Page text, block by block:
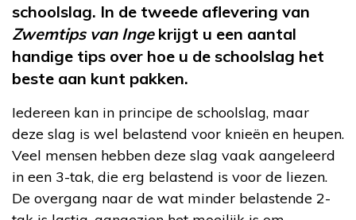
schoolslag. In de tweede aflevering van
Zwemtips van Ingekrijgt u een aantal
handige tips over hoe u de schoolslag het
beste aan kunt pakken.
Iedereen kan in principe de schoolslag, maar
deze slag is wel belastend voor knieën en heupen.
Veel mensen hebben deze slag vaak aangeleerd
in een 3-tak, die erg belastend is voor de liezen.
De overgang naar de wat minder belastende 2-